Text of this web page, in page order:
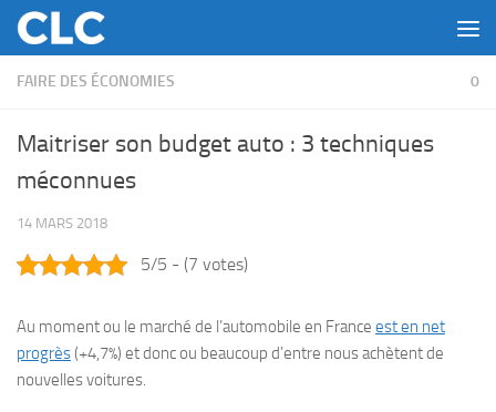
Skip to content
FAIRE DES ÉCONOMIES 0
Maitriser son budget auto : 3 techniques
méconnues
14 MARS 2018
5/5 - (7 votes)
Au moment ou le marché de l’automobile en France est en net
progrès(+4,7%) et donc ou beaucoup d’entre nous achètent de
nouvelles voitures.